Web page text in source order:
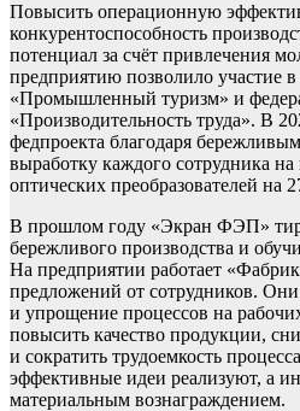
Повысить операционную
конкурентоспособность
потенциал за счёт привлечения
предприятию позволило участие
«Промышленный туризм» и
«Производительность труда». В
федпроекта благодаря
выработку каждого сотрудника на
оптических преобразователей на
В прошлом году «Экран ФЭП»
бережливого производства и
На предприятии работает
предложений от сотрудников.
и упрощение процессов на
повысить качество продукции,
и сократить трудоемкость
эффективные идеи реализуют, а
материальным вознаграждением.